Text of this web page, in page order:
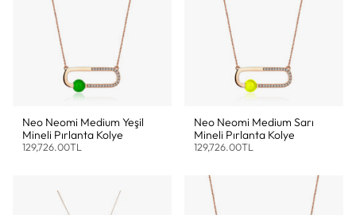
Neo Neomi Medium Yeşil
Mineli Pırlanta Kolye
129,726.00TL
Neo Neomi Medium Sarı
Mineli Pırlanta Kolye
129,726.00TL